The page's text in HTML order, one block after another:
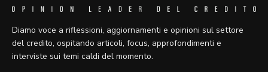
Diamo voce a riflessioni, aggiornamenti e opinioni sul settore
del credito, ospitando articoli, focus, approfondimenti e
interviste sui temi caldi del momento.